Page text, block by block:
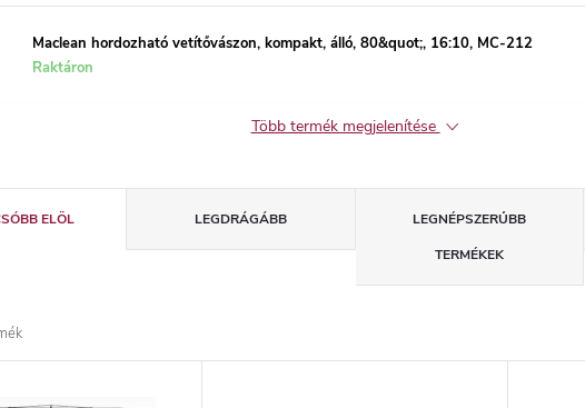
Maclean hordozható vetítővászon, kompakt, álló, 80&quot;, 16:10, MC-212
Raktáron
Több termék megjelenítése
ELÖL LEGDRÁGÁBB
LEGNÉPSZERŰBB
TERMÉKEK